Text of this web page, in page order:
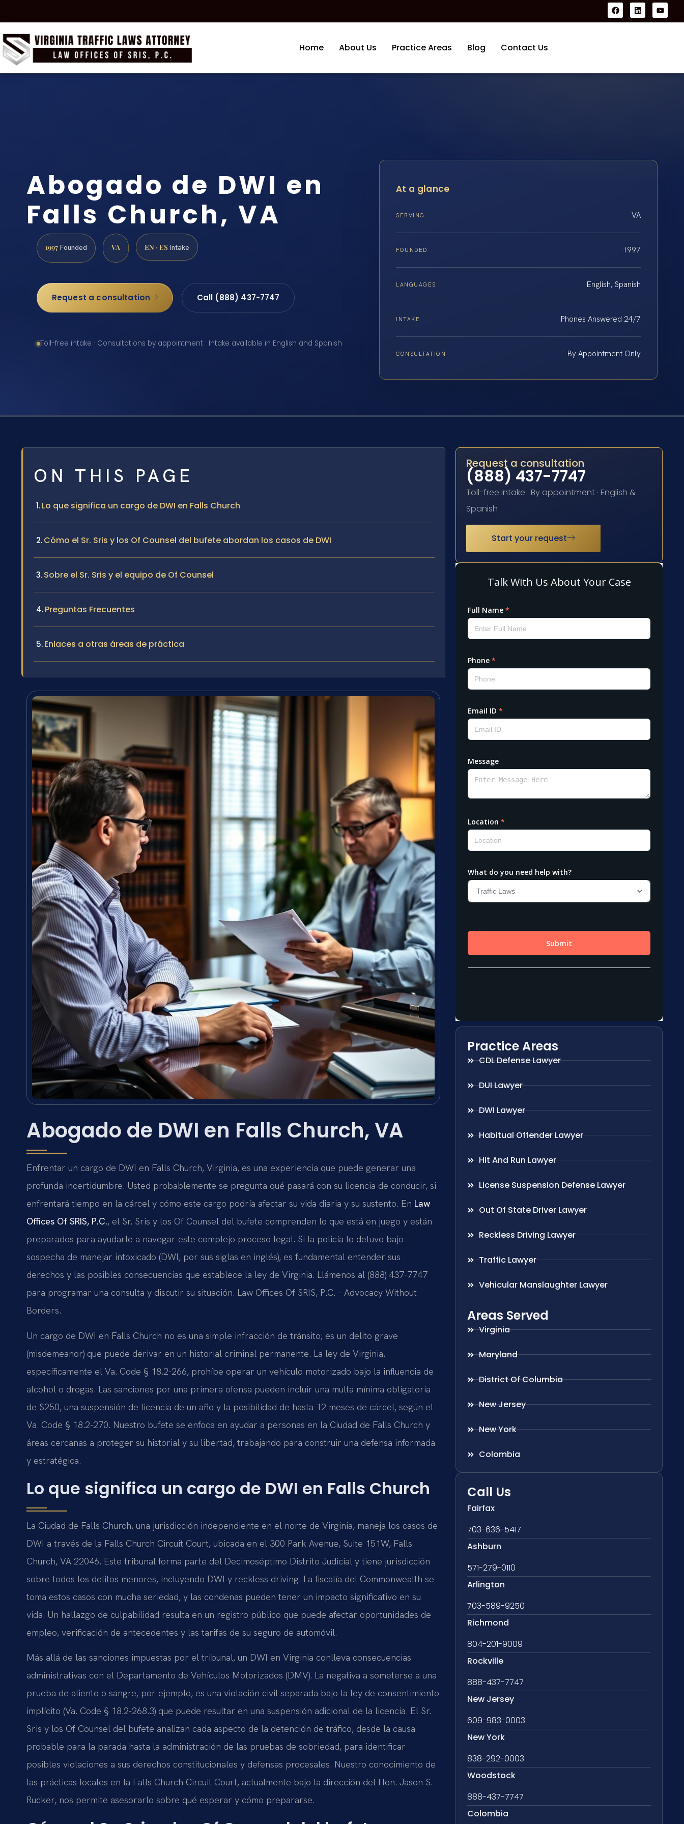
Home About Us Practice Areas Blog Contact Us
Abogado de DWI en
Falls Church, VA
1997 Founded VA EN · ES Intake
Request a consultation Call (888) 437-7747
Toll-free intake · Consultations by appointment · Intake available in English and Spanish
At a glance
SERVING VA
FOUNDED 1997
LANGUAGES English, Spanish
INTAKE Phones Answered 24/7
CONSULTATION By Appointment Only
ON THIS PAGE
Lo que significa un cargo de DWI en Falls Church
Cómo el Sr. Sris y los Of Counsel del bufete abordan los casos de DWI
Sobre el Sr. Sris y el equipo de Of Counsel
Preguntas Frecuentes
Enlaces a otras áreas de práctica
Abogado de DWI en Falls Church, VA
Enfrentar un cargo de DWI en Falls Church, Virginia, es una experiencia que puede generar una
profunda incertidumbre. Usted probablemente se pregunta qué pasará con su licencia de conducir, si
enfrentará tiempo en la cárcel y cómo este cargo podría afectar su vida diaria y su sustento. En Law
Offices Of SRIS, P.C., el Sr. Sris y los Of Counsel del bufete comprenden lo que está en juego y están
preparados para ayudarle a navegar este complejo proceso legal. Si la policía lo detuvo bajo
sospecha de manejar intoxicado (DWI, por sus siglas en inglés), es fundamental entender sus
derechos y las posibles consecuencias que establece la ley de Virginia. Llámenos al (888) 437-7747
para programar una consulta y discutir su situación. Law Offices Of SRIS, P.C. – Advocacy Without
Borders.
Un cargo de DWI en Falls Church no es una simple infracción de tránsito; es un delito grave
(misdemeanor) que puede derivar en un historial criminal permanente. La ley de Virginia,
específicamente el Va. Code § 18.2-266, prohíbe operar un vehículo motorizado bajo la influencia de
alcohol o drogas. Las sanciones por una primera ofensa pueden incluir una multa mínima obligatoria
de $250, una suspensión de licencia de un año y la posibilidad de hasta 12 meses de cárcel, según el
Va. Code § 18.2-270. Nuestro bufete se enfoca en ayudar a personas en la Ciudad de Falls Church y
áreas cercanas a proteger su historial y su libertad, trabajando para construir una defensa informada
y estratégica.
Lo que significa un cargo de DWI en Falls Church
La Ciudad de Falls Church, una jurisdicción independiente en el norte de Virginia, maneja los casos de
DWI a través de la Falls Church Circuit Court, ubicada en el 300 Park Avenue, Suite 151W, Falls
Church, VA 22046. Este tribunal forma parte del Decimoséptimo Distrito Judicial y tiene jurisdicción
sobre todos los delitos menores, incluyendo DWI y reckless driving. La fiscalía del Commonwealth se
toma estos casos con mucha seriedad, y las condenas pueden tener un impacto significativo en su
vida. Un hallazgo de culpabilidad resulta en un registro público que puede afectar oportunidades de
empleo, verificación de antecedentes y las tarifas de su seguro de automóvil.
Más allá de las sanciones impuestas por el tribunal, un DWI en Virginia conlleva consecuencias
administrativas con el Departamento de Vehículos Motorizados (DMV). La negativa a someterse a una
prueba de aliento o sangre, por ejemplo, es una violación civil separada bajo la ley de consentimiento
implícito (Va. Code § 18.2-268.3) que puede resultar en una suspensión adicional de la licencia. El Sr.
Sris y los Of Counsel del bufete analizan cada aspecto de la detención de tráfico, desde la causa
probable para la parada hasta la administración de las pruebas de sobriedad, para identificar
posibles violaciones a sus derechos constitucionales y defensas procesales. Nuestro conocimiento de
las prácticas locales en la Falls Church Circuit Court, actualmente bajo la dirección del Hon. Jason S.
Rucker, nos permite asesorarlo sobre qué esperar y cómo prepararse.
Request a consultation
(888) 437-7747
Toll-free intake · By appointment · English &
Spanish
Start your request
Practice Areas
CDL Defense Lawyer
DUI Lawyer
DWI Lawyer
Habitual Offender Lawyer
Hit And Run Lawyer
License Suspension Defense Lawyer
Out Of State Driver Lawyer
Reckless Driving Lawyer
Traffic Lawyer
Vehicular Manslaughter Lawyer
Areas Served
Virginia
Maryland
District Of Columbia
New Jersey
New York
Colombia
Call Us
Fairfax
703-636-5417
Ashburn
571-279-0110
Arlington
703-589-9250
Richmond
804-201-9009
Rockville
888-437-7747
New Jersey
609-983-0003
New York
838-292-0003
Woodstock
888-437-7747
Colombia